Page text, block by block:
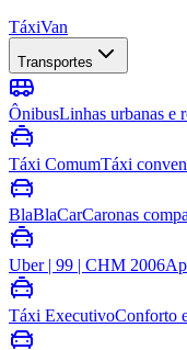
TáxiVan
Transportes
ÔnibusLinhas urbanas e
Táxi ComumTáxi
BlaBlaCarCaronas
Uber | 99 | CHM 2006
Táxi ExecutivoConforto